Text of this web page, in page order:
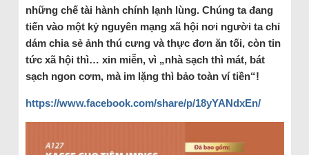
những chế tài hành chính lạnh lùng. Chúng ta đang
tiến vào một kỷ nguyên mạng xã hội nơi người ta chỉ
dám chia sẻ ảnh thú cưng và thực đơn ăn tối, còn tin
tức xã hội thì… xin miễn, vì „nhà sạch thì mát, bát
sạch ngon cơm, mà im lặng thì bảo toàn ví tiền“!
https://www.facebook.com/share/p/18yYANdxEn/